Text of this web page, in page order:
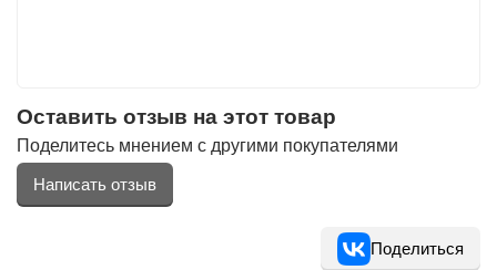
Оставить отзыв на этот товар
Поделитесь мнением с другими покупателями
Написать отзыв
Поделиться